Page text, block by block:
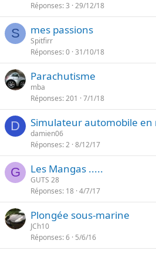
Réponses 3 29/12/18
S mes passions
Spitfirr
Réponses 0 31/10/18
Parachutisme
mba
Réponses 201 7/1/18
D Simulateur automobile
damien06
Réponses 2 8/12/17
G Les Mangas .....
GUTS 28
Réponses 18 4/7/17
Plongée sous-marine
JCh10
Réponses 6 5/6/16